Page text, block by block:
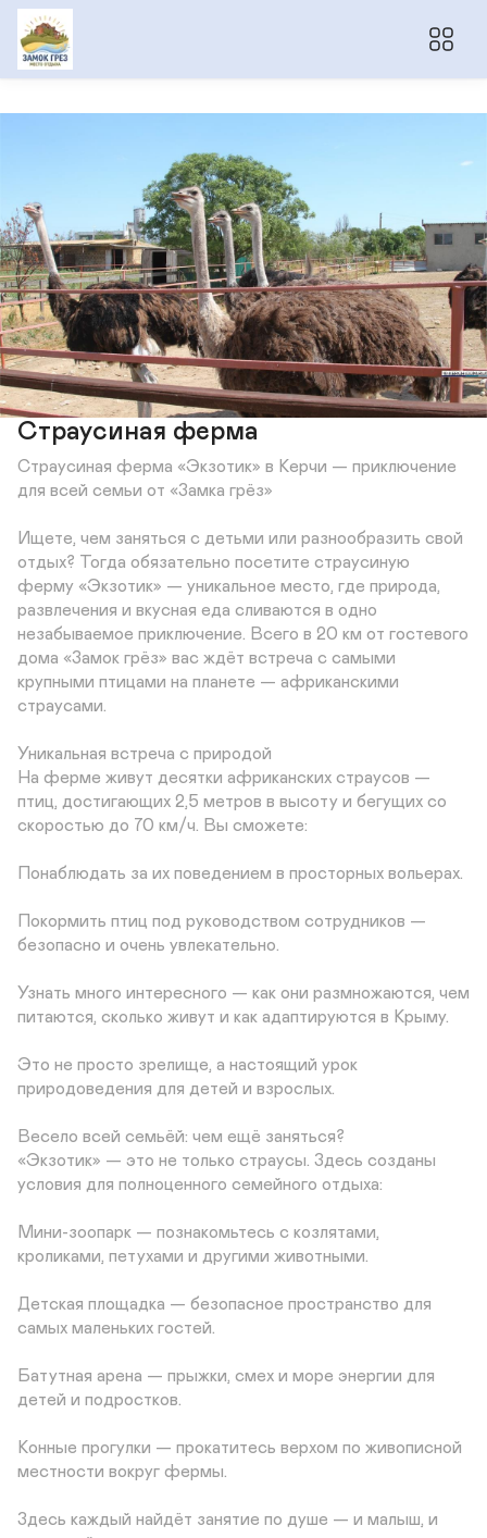
Страусиная ферма
Страусиная ферма «Экзотик» в Керчи — приключение
для всей семьи от «Замка грёз»
Ищете, чем заняться с детьми или разнообразить свой
отдых? Тогда обязательно посетите страусиную
ферму «Экзотик» — уникальное место, где природа,
развлечения и вкусная еда сливаются в одно
незабываемое приключение. Всего в 20 км от гостевого
дома «Замок грёз» вас ждёт встреча с самыми
крупными птицами на планете — африканскими
страусами.
Уникальная встреча с природой
На ферме живут десятки африканских страусов —
птиц, достигающих 2,5 метров в высоту и бегущих со
скоростью до 70 км/ч. Вы сможете:
Понаблюдать за их поведением в просторных вольерах.
Покормить птиц под руководством сотрудников —
безопасно и очень увлекательно.
Узнать много интересного — как они размножаются, чем
питаются, сколько живут и как адаптируются в Крыму.
Это не просто зрелище, а настоящий урок
природоведения для детей и взрослых.
Весело всей семьёй: чем ещё заняться?
«Экзотик» — это не только страусы. Здесь созданы
условия для полноценного семейного отдыха:
Мини-зоопарк — познакомьтесь с козлятами,
кроликами, петухами и другими животными.
Детская площадка — безопасное пространство для
самых маленьких гостей.
Батутная арена — прыжки, смех и море энергии для
детей и подростков.
Конные прогулки — прокатитесь верхом по живописной
местности вокруг фермы.
Здесь каждый найдёт занятие по душе — и малыш, и